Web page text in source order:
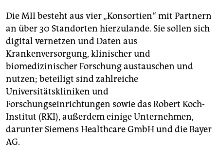
Die MII besteht aus vier „Konsortien“ mit Partnern
an über 30 Standorten hierzulande. Sie sollen sich
digital vernetzen und Daten aus
Krankenversorgung, klinischer und
biomedizinischer Forschung austauschen und
nutzen; beteiligt sind zahlreiche
Universitätskliniken und
Forschungseinrichtungen sowie das Robert Koch-
Institut (RKI), außerdem einige Unternehmen,
darunter Siemens Healthcare GmbH und die Bayer
AG.